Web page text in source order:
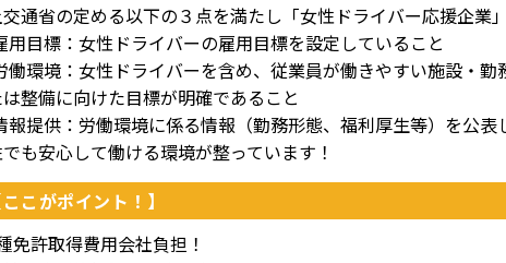
通省の定める以下の３点を満たし「女性ドライバー応援企業
用目標：女性ドライバーの雇用目標を設定していること
働環境：女性ドライバーを含め、従業員が働きやすい施設・勤
は整備に向けた目標が明確であること
報提供：労働環境に係る情報（勤務形態、福利厚生等）を公表
も安心して働ける環境が整っています！
ここがポイント！】
免許取得費用会社負担！